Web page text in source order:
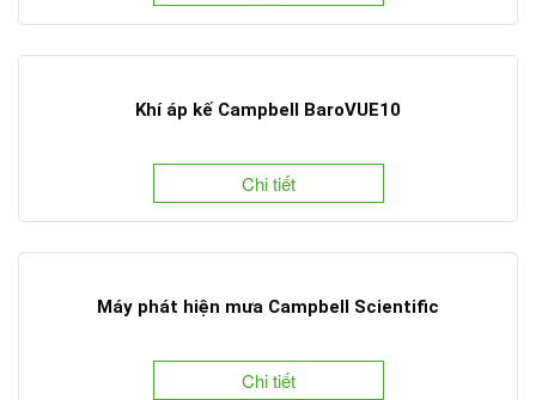
Khí áp kế Campbell BaroVUE10
Chi tiết
Máy phát hiện mưa Campbell Scientific
Chi tiết